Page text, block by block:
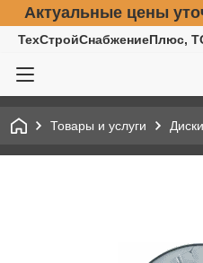
Актуальные цены
ТехСтройСнабжениеПлюс,
Товары и услуги